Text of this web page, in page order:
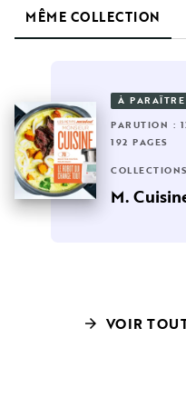
MÊME COLLECTION
À PARAÎTRE
PARUTION :
192 PAGES
M.
arrow_forward VOIR